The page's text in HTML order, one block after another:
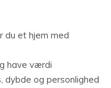
du et hjem med
have værdi
dybde og personlighed